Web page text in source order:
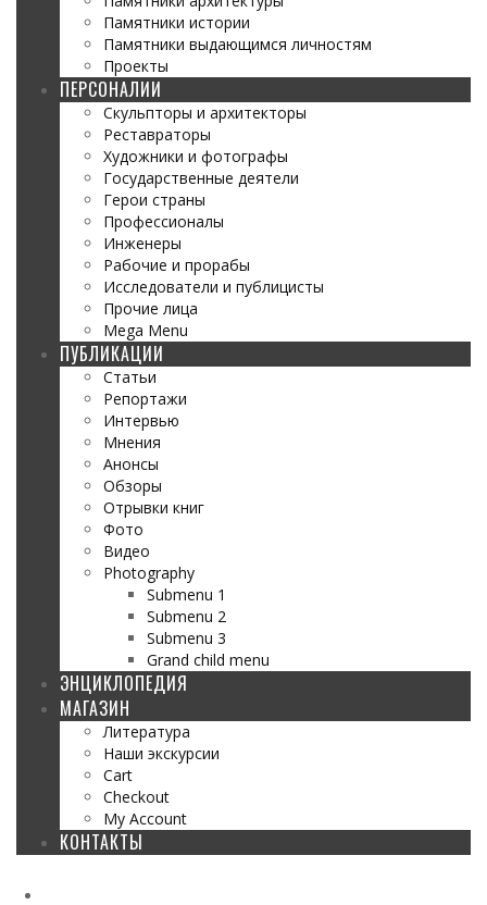
Памятники истории
Памятники выдающимся личностям
Проекты
ПЕРСОНАЛИИ
Скульпторы и архитекторы
Реставраторы
Художники и фотографы
Государственные деятели
Герои страны
Профессионалы
Инженеры
Рабочие и прорабы
Исследователи и публицисты
Прочие лица
Mega Menu
ПУБЛИКАЦИИ
Статьи
Репортажи
Интервью
Мнения
Анонсы
Обзоры
Отрывки книг
Фото
Видео
Photography
Submenu 1
Submenu 2
Submenu 3
Grand child menu
ЭНЦИКЛОПЕДИЯ
МАГАЗИН
Литература
Наши экскурсии
Cart
Checkout
My Account
КОНТАКТЫ